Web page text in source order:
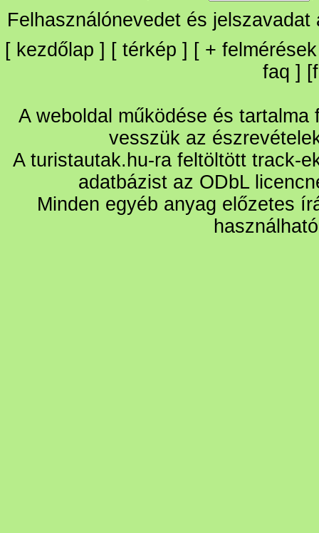
Felhasználónevedet és
[ kezdőlap ] [ térkép ] [ + felmérések
faq ] [
A weboldal működése és
vesszük az
A turistautak.hu-ra feltöltött track-
adatbázist az ODbL
Minden egyéb anyag előzetes